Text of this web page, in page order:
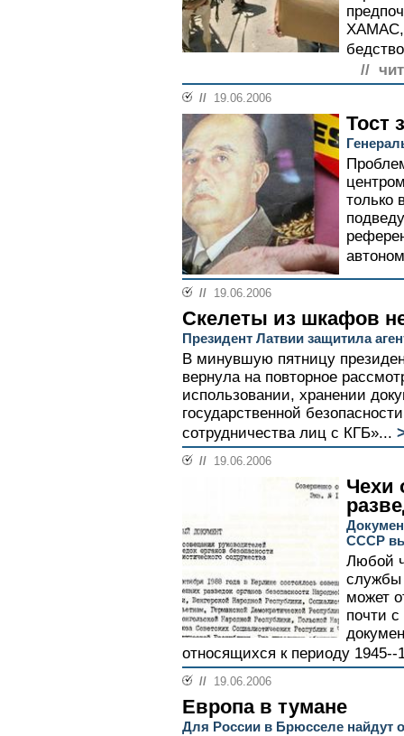
ХАМАС,
//
// 19.06.2006
Тост
только
// 19.06.2006
Скелеты из шкафов
Президент Латвии защитила
В минувшую пятницу
вернула на повторное
использовании, хранении
государственной
сотрудничества лиц с КГБ»...
// 19.06.2006
Чехи
СССР
Любой
службы
может
почти
относящихся к периоду 1945--
// 19.06.2006
Европа в тумане
Для России в Брюсселе найдут